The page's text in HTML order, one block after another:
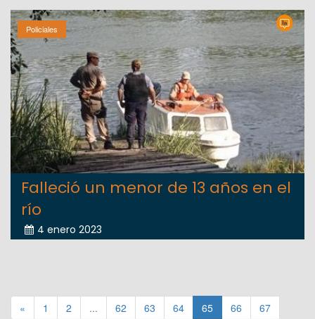
Policiales
Falleció un menor de 13 años en el
río
4 enero 2023
« 1 2 ... 62 63 64 65 66
67